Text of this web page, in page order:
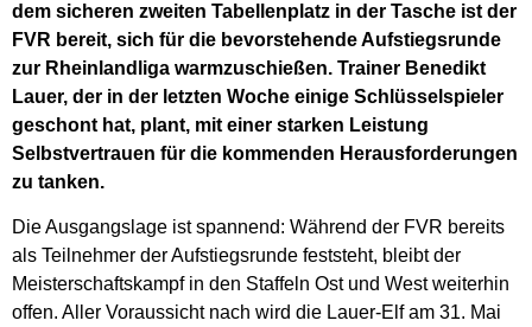
dem sicheren zweiten Tabellenplatz in der Tasche ist der
FVR bereit, sich für die bevorstehende Aufstiegsrunde
zur Rheinlandliga warmzuschießen. Trainer Benedikt
Lauer, der in der letzten Woche einige Schlüsselspieler
geschont hat, plant, mit einer starken Leistung
Selbstvertrauen für die kommenden Herausforderungen
zu tanken.
Die Ausgangslage ist spannend: Während der FVR bereits
als Teilnehmer der Aufstiegsrunde feststeht, bleibt der
Meisterschaftskampf in den Staffeln Ost und West weiterhin
offen. Aller Voraussicht nach wird die Lauer-Elf am 31. Mai